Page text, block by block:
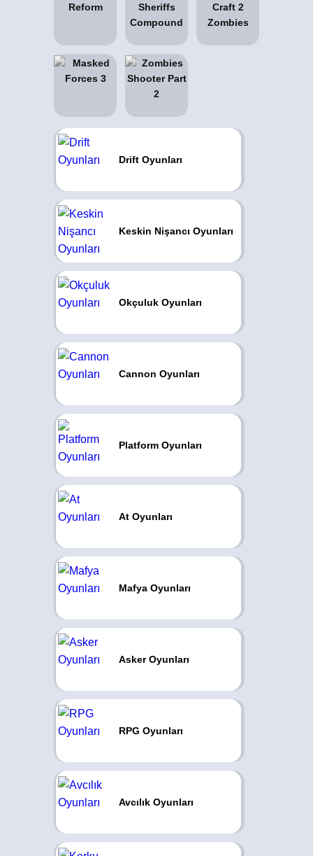
Drift Oyunları
Keskin Nişancı Oyunları
Okçuluk Oyunları
Cannon Oyunları
Platform Oyunları
At Oyunları
Mafya Oyunları
Asker Oyunları
RPG Oyunları
Avcılık Oyunları